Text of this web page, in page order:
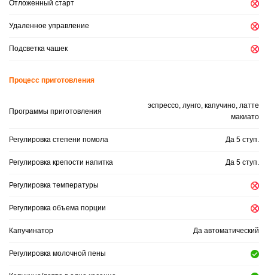
Отложенный старт
Удаленное управление
Подсветка чашек
Процесс приготовления
Программы приготовления
эспрессо, лунго, капучино, латте
макиато
Регулировка степени помола Да 5 ступ.
Регулировка крепости напитка Да 5 ступ.
Регулировка температуры
Регулировка объема порции
Капучинатор Да автоматический
Регулировка молочной пены